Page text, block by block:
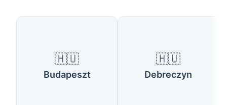
Popularne miasta na Węgrzech
🇭🇺
Budapeszt
🇭🇺
Debreczyn